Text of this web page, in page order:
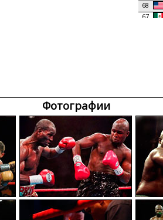
68
67
58
54
53
52
51
Фотографии